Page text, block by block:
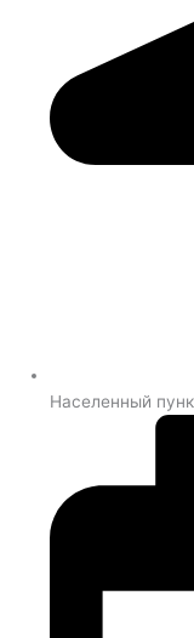
Населенный